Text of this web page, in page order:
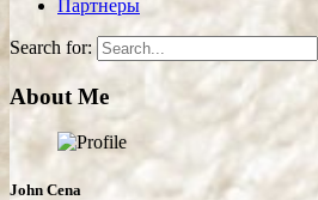
Партнеры
Search for:
About Me
John Cena